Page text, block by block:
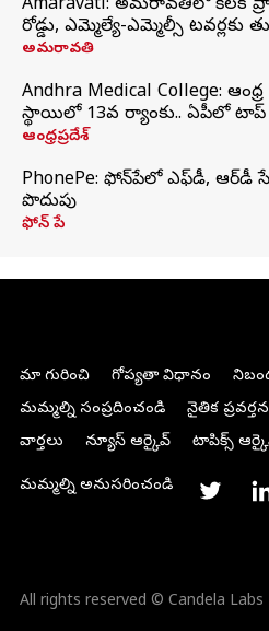
Amaravati: అమరావతిలో కీలక
రోడ్డు, ఎమ్మెల్యే-ఎమ్మెల్సీ టవర్లకు
అమరావతి
Andhra Medical College:
స్థాయిలో 13వ ర్యాంకు.. ఏపీలో టాప్
ఆంధ్రప్రదేశ్
PhonePe: ఫోన్‌పేలో ఎఫ్‌డీ, ఆర్‌డీ
పొదుపు
ఫోన్‌ పే
మా గురించి గోప్యతా విధానం
మమ్మల్ని సంప్రదించండి
నైతిక ప్రవర్తన
వార్తలు
న్యూస్ ఆర్కైవ్ టాపిక్స్
మమ్మల్ని అనుసరించండి
All rights reserved © Candela